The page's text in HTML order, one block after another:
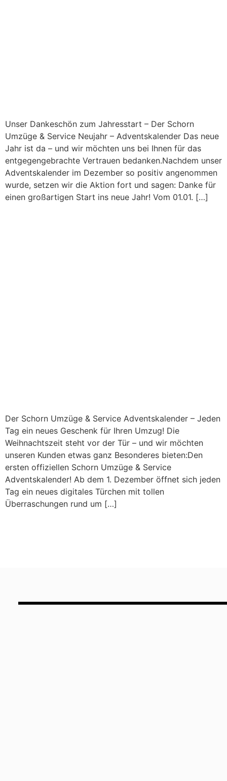
Unser Dankeschön zum Jahresstart – Der Schorn
Umzüge & Service Neujahr – Adventskalender Das neue
Jahr ist da – und wir möchten uns bei Ihnen für das
entgegengebrachte Vertrauen bedanken.Nachdem unser
Adventskalender im Dezember so positiv angenommen
wurde, setzen wir die Aktion fort und sagen: Danke für
einen großartigen Start ins neue Jahr! Vom 01.01. […]
Der Schorn Umzüge & Service Adventskalender – Jeden
Tag ein neues Geschenk für Ihren Umzug! Die
Weihnachtszeit steht vor der Tür – und wir möchten
unseren Kunden etwas ganz Besonderes bieten:Den
ersten offiziellen Schorn Umzüge & Service
Adventskalender! Ab dem 1. Dezember öffnet sich jeden
Tag ein neues digitales Türchen mit tollen
Überraschungen rund um […]